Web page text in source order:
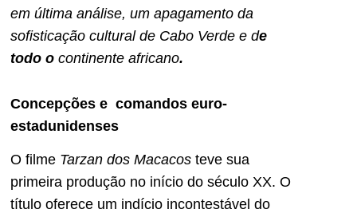
em última análise, um apagamento da
sofisticação cultural de Cabo Verde e de
todo o continente africano.
Concepções e comandos euro-
estadunidenses
O filme Tarzan dos Macacos teve sua
primeira produção no início do século XX. O
título oferece um indício incontestável do